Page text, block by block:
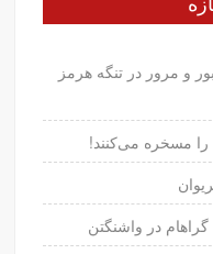
و مرور در تنگه هرمز
را مسخره می‌کنند!
در واشنگتن